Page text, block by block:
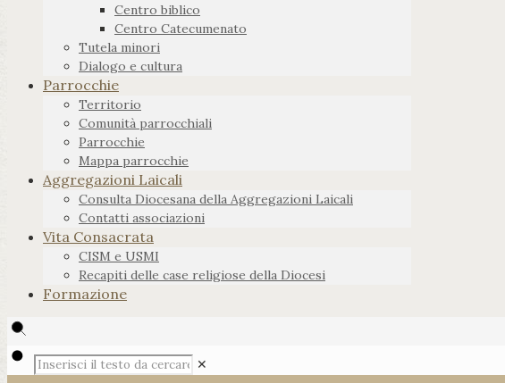
Centro biblico
Centro Catecumenato
Tutela minori
Dialogo e cultura
Parrocchie
Territorio
Comunità parrocchiali
Parrocchie
Mappa parrocchie
Aggregazioni Laicali
Consulta Diocesana della Aggregazioni Laicali
Contatti associazioni
Vita Consacrata
CISM e USMI
Recapiti delle case religiose della Diocesi
Formazione
✕